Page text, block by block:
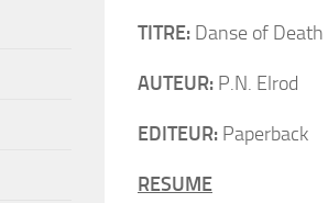
TITRE: Danse of Death
AUTEUR: P.N. Elrod
EDITEUR: Paperback
RESUME